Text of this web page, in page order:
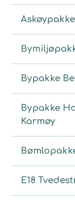
Bypakke
Bypakke
Karmøy
E18